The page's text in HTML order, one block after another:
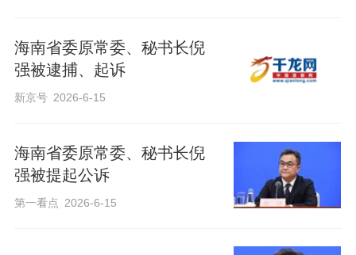
海南省委原常委、秘书长倪
强被逮捕、起诉
新京号 2026-6-15
海南省委原常委、秘书长倪
强被提起公诉
第一看点 2026-6-15